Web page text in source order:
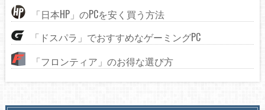
「日本HP」のPCを安く買う方法
「ドスパラ」でおすすめなゲーミングPC
「フロンティア」のお得な選び方